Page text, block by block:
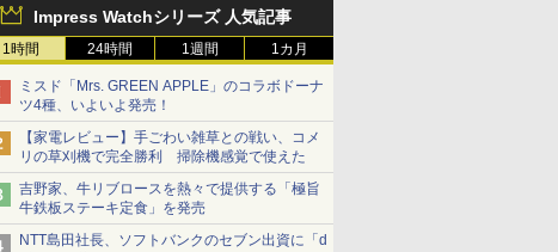
Impress Watchシリーズ 人気記事
1時間 24時間 1週間 1カ月
ミスド「Mrs. GREEN APPLE」のコラボドーナ
ツ4種、いよいよ発売！
【家電レビュー】手ごわい雑草との戦い、コメ
リの草刈機で完全勝利 掃除機感覚で使えた
吉野家、牛リブロースを熱々で提供する「極旨
牛鉄板ステーキ定食」を発売
NTT島田社長、ソフトバンクのセブン出資に「d